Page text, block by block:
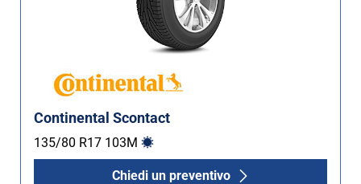
Continental Scontact
135/80 R17 103M
Chiedi un preventivo